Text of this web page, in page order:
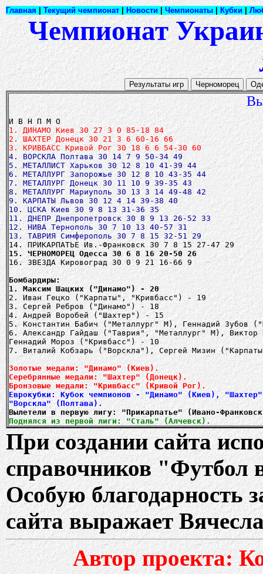
Главная Текущий чемпионат Новости Чемпионаты Кубки
Чемпионат
1. ДИНАМО Киев 30 27 3 0 85-18 84
2. ШАХТЕР Донецк 30 21 3 6 60-16 66
3. КРИВБАСС Кривой Рог 30 18 6 6 54-30 60
4. ВОРСКЛА Полтава 30 14 7 9 50-34 49
5. МЕТАЛЛИСТ Харьков 30 12 8 10 41-39 44
6. МЕТАЛЛУРГ Запорожье 30 12 8 10 43-35 44
7. МЕТАЛЛУРГ Донецк 30 11 10 9 39-35 43
8. МЕТАЛЛУРГ Мариуполь 30 13 3 14 49-48 42
9. КАРПАТЫ Львов 30 12 4 14 39-38 40
10. ЦСКА Киев 30 9 8 13 31-36 35
11. ДНЕПР Днепропетровск 30 8 9 13 26-52 33
12. НИВА Тернополь 30 7 10 13 40-57 31
13. ТАВРИЯ Симферополь 30 7 8 15 32-51 29
15. ЧЕРНОМОРЕЦ Одесса 30 6 8 16 20-50 26
16. ЗВЕЗДА Кировоград 30 0 9 21 16-66 9
Бомбардиры:
1. Максим Шацких ("Динамо") - 20
2. Иван Гецко ("Карпаты", "Кривбасс") - 19
3. Сергей Ребров ("Динамо") - 18
4. Андрей Воробей ("Шахтер") - 15
5. Константин Бабич ("Металлург" М), Геннадий Зубов
6. Александр Гайдаш ("Таврия", "Металлург" М),
Геннадий Мороз ("Кривбасс") - 10
7. Виталий Кобзарь ("Ворскла"), Сергей Мизин
Золотые медали: "Динамо" (Киев).
Серебрянные медали: "Шахтер" (Донецк).
Бронзовые медали: "Кривбасс" (Кривой Рог).
Еврокубки: Кубок чемпионов - "Динамо" (Киев),
Вылетели в первую лигу:"Прикарпатье" (Ивано-
Поднялся из первой лиги: "Сталь" (Алчевск).
При создании сайта
справочников
Особую благодарность
сайта выражает
Автор проекта: